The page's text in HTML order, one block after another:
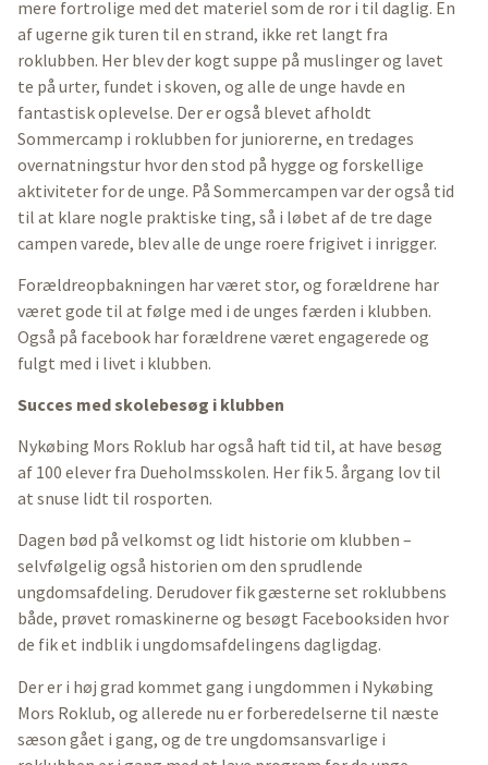
mere fortrolige med det materiel som de ror i til daglig. En
af ugerne gik turen til en strand, ikke ret langt fra
roklubben. Her blev der kogt suppe på muslinger og lavet
te på urter, fundet i skoven, og alle de unge havde en
fantastisk oplevelse. Der er også blevet afholdt
Sommercamp i roklubben for juniorerne, en tredages
overnatningstur hvor den stod på hygge og forskellige
aktiviteter for de unge. På Sommercampen var der også tid
til at klare nogle praktiske ting, så i løbet af de tre dage
campen varede, blev alle de unge roere frigivet i inrigger.
Forældreopbakningen har været stor, og forældrene har
været gode til at følge med i de unges færden i klubben.
Også på facebook har forældrene været engagerede og
fulgt med i livet i klubben.
Succes med skolebesøg i klubben
Nykøbing Mors Roklub har også haft tid til, at have besøg
af 100 elever fra Dueholmsskolen. Her fik 5. årgang lov til
at snuse lidt til rosporten.
Dagen bød på velkomst og lidt historie om klubben –
selvfølgelig også historien om den sprudlende
ungdomsafdeling. Derudover fik gæsterne set roklubbens
både, prøvet romaskinerne og besøgt Facebooksiden hvor
de fik et indblik i ungdomsafdelingens dagligdag.
Der er i høj grad kommet gang i ungdommen i Nykøbing
Mors Roklub, og allerede nu er forberedelserne til næste
sæson gået i gang, og de tre ungdomsansvarlige i